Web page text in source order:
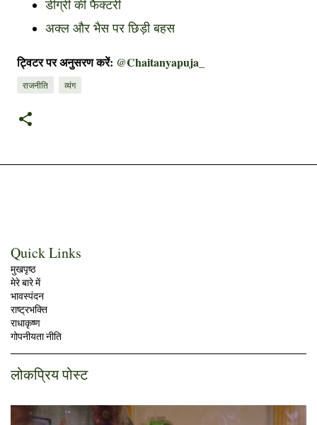
डीग्री की फैक्टरी
अक्ल और भैस पर छिड़ी बहस
ट्विटर पर अनुसरण करें: @Chaitanyapuja_
राजनीति व्यंग
Quick Links
मुखपृष्ठ
मेरे बारे में
भावस्पंदन
राष्ट्रभक्ति
राधाकृष्ण
गोपनीयता नीति
लोकप्रिय पोस्ट